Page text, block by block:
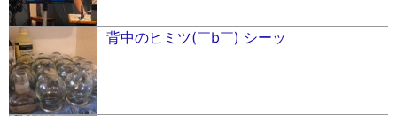
背中のヒミツ(￣b￣) シーッ